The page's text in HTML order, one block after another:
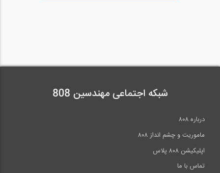
شبکه اجتماعی مهندسین 808
درباره ۸۰۸
ماموریت و چشم انداز ۸۰۸
اپلیکیشن ۸۰۸ پلاس
تماس با ما